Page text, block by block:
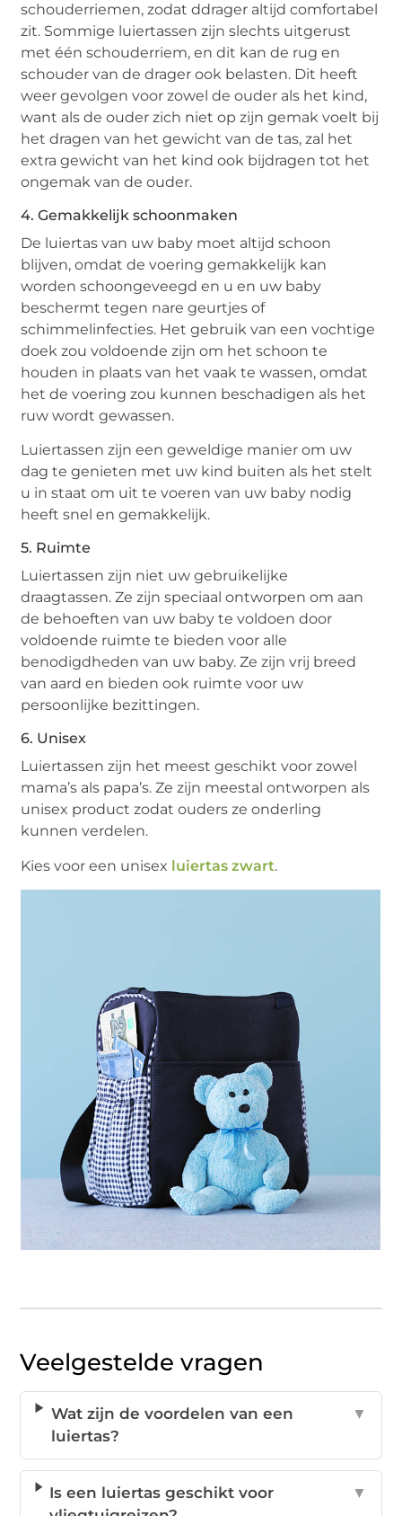
schouderriemen, zodat ddrager altijd comfortabel
zit. Sommige luiertassen zijn slechts uitgerust
met één schouderriem, en dit kan de rug en
schouder van de drager ook belasten. Dit heeft
weer gevolgen voor zowel de ouder als het kind,
want als de ouder zich niet op zijn gemak voelt bij
het dragen van het gewicht van de tas, zal het
extra gewicht van het kind ook bijdragen tot het
ongemak van de ouder.
4. Gemakkelijk schoonmaken
De luiertas van uw baby moet altijd schoon
blijven, omdat de voering gemakkelijk kan
worden schoongeveegd en u en uw baby
beschermt tegen nare geurtjes of
schimmelinfecties. Het gebruik van een vochtige
doek zou voldoende zijn om het schoon te
houden in plaats van het vaak te wassen, omdat
het de voering zou kunnen beschadigen als het
ruw wordt gewassen.
Luiertassen zijn een geweldige manier om uw
dag te genieten met uw kind buiten als het stelt
u in staat om uit te voeren van uw baby nodig
heeft snel en gemakkelijk.
5. Ruimte
Luiertassen zijn niet uw gebruikelijke
draagtassen. Ze zijn speciaal ontworpen om aan
de behoeften van uw baby te voldoen door
voldoende ruimte te bieden voor alle
benodigdheden van uw baby. Ze zijn vrij breed
van aard en bieden ook ruimte voor uw
persoonlijke bezittingen.
6. Unisex
Luiertassen zijn het meest geschikt voor zowel
mama’s als papa’s. Ze zijn meestal ontworpen als
unisex product zodat ouders ze onderling
kunnen verdelen.
Kies voor een unisex luiertas zwart.
Veelgestelde vragen
Wat zijn de voordelen van een
luiertas?
▼
Is een luiertas geschikt voor
▼